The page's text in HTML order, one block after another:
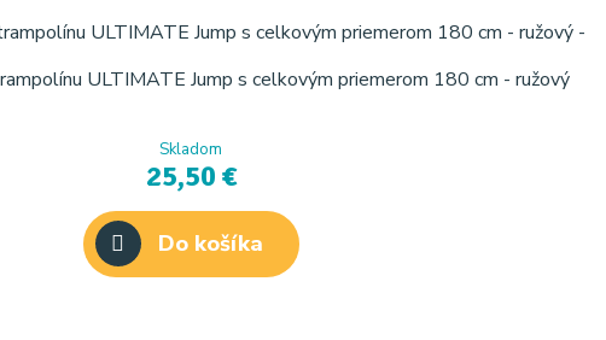
ULTIMATE Jump s celkovým priemerom 180 cm - ružový
Skladom
25,50 €
Do košíka